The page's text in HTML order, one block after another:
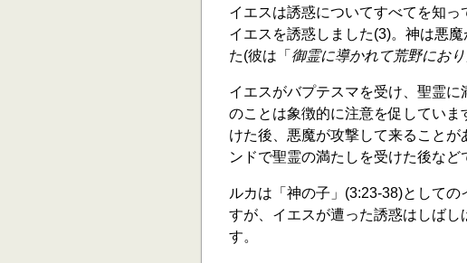
イエスは誘惑についてすべてを知
イエスを誘惑しました(3)。神は悪
た(彼は「 御霊に導かれて荒野におり
イエスがバプテスマを受け、聖霊
のことは象徴的に注意を促してい
けた後、悪魔が攻撃して来ること
ンドで聖霊の満たしを受けた後など
ルカは「神の子」(3:23-38)として
すが、イエスが遭った誘惑はしば
す。